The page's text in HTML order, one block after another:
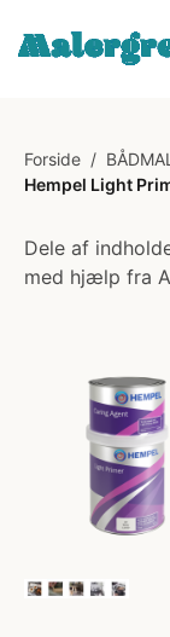
Forside /
Hempel Light
Dele af
med hjælp fra